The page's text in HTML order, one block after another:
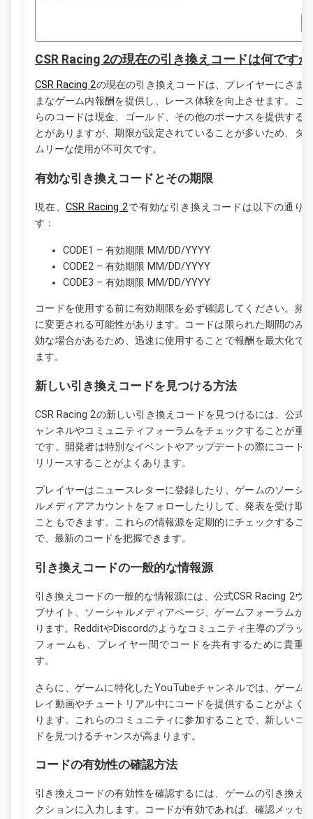
CSR Racing 2の現在の引き換えコードは何です
CSR Racing 2の現在の引き換えコードは、プレイヤーにさま
まなゲーム内報酬を提供し、レース体験を向上させます。こ
らのコードは現金、ゴールド、その他のボーナスを提供する
とがありますが、期限が設定されていることが多いため、タ
ムリーな使用が不可欠です。
有効な引き換えコードとその期限
現在、CSR Racing 2で有効な引き換えコードは以下の通り
す：
CODE1 – 有効期限 MM/DD/YYYY
CODE2 – 有効期限 MM/DD/YYYY
CODE3 – 有効期限 MM/DD/YYYY
コードを使用する前に有効期限を必ず確認してください。頻
に変更される可能性があります。コードは限られた期間のみ
効な場合があるため、迅速に使用することで報酬を最大化で
ます。
新しい引き換えコードを見つける方法
CSR Racing 2の新しい引き換えコードを見つけるには、公式
ャンネルやコミュニティフォーラムをチェックすることが重
です。開発者は特別なイベントやアップデートの際にコード
リリースすることがよくあります。
プレイヤーはニュースレターに登録したり、ゲームのソーシ
ルメディアアカウントをフォローしたりして、発表を受け取
こともできます。これらの情報源を定期的にチェックするこ
で、最新のコードを把握できます。
引き換えコードの一般的な情報源
引き換えコードの一般的な情報源には、公式CSR Racing 2ウ
ブサイト、ソーシャルメディアページ、ゲームフォーラムが
ります。RedditやDiscordのようなコミュニティ主導のプラッ
フォームも、プレイヤー間でコードを共有するために貴重
す。
さらに、ゲームに特化したYouTubeチャンネルでは、ゲーム
レイ動画やチュートリアル中にコードを提供することがよく
ります。これらのコミュニティに参加することで、新しいコ
ドを見つけるチャンスが高まります。
コードの有効性の確認方法
引き換えコードの有効性を確認するには、ゲームの引き換え
クションに入力します。コードが有効であれば、確認メッセ